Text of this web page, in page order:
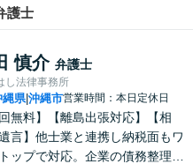
護士
慎介 弁護士
し法律事務所
縄県|沖縄市営業時間：本日定休日
回無料】【離島出張対応】【相
言】他士業と連携し納税面もワ
ップで対応。企業の債務整理も